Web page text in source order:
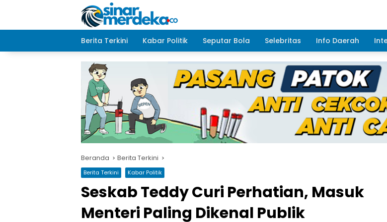
Berita Terkini
Kabar Politik Seputar Bola Selebritas Info Daerah
Beranda Berita Terkini
Berita Terkini Kabar Politik
Seskab Teddy Curi Perhatian, Masuk
Menteri Paling Dikenal Publik